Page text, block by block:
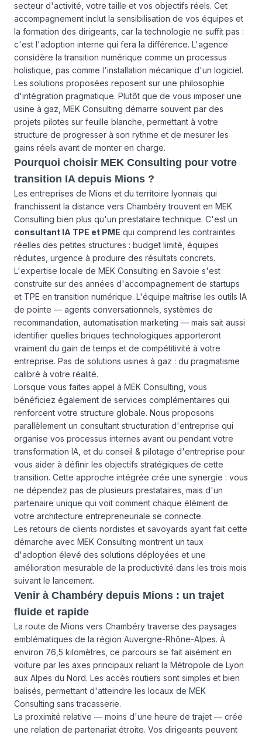
secteur d'activité, votre taille et vos objectifs réels. Cet
accompagnement inclut la sensibilisation de vos équipes et
la formation des dirigeants, car la technologie ne suffit pas :
c'est l'adoption interne qui fera la différence. L'agence
considère la transition numérique comme un processus
holistique, pas comme l'installation mécanique d'un logiciel.
Les solutions proposées reposent sur une philosophie
d'intégration pragmatique. Plutôt que de vous imposer une
usine à gaz, MEK Consulting démarre souvent par des
projets pilotes sur feuille blanche, permettant à votre
structure de progresser à son rythme et de mesurer les
gains réels avant de monter en charge.
Pourquoi choisir MEK Consulting pour votre
transition IA depuis Mions ?
Les entreprises de Mions et du territoire lyonnais qui
franchissent la distance vers Chambéry trouvent en MEK
Consulting bien plus qu'un prestataire technique. C'est un
consultant IA TPE et PME qui comprend les contraintes
réelles des petites structures : budget limité, équipes
réduites, urgence à produire des résultats concrets.
L'expertise locale de MEK Consulting en Savoie s'est
construite sur des années d'accompagnement de startups
et TPE en transition numérique. L'équipe maîtrise les outils IA
de pointe — agents conversationnels, systèmes de
recommandation, automatisation marketing — mais sait aussi
identifier quelles briques technologiques apporteront
vraiment du gain de temps et de compétitivité à votre
entreprise. Pas de solutions usines à gaz : du pragmatisme
calibré à votre réalité.
Lorsque vous faites appel à MEK Consulting, vous
bénéficiez également de services complémentaires qui
renforcent votre structure globale. Nous proposons
parallèlement un consultant structuration d'entreprise qui
organise vos processus internes avant ou pendant votre
transformation IA, et du conseil & pilotage d'entreprise pour
vous aider à définir les objectifs stratégiques de cette
transition. Cette approche intégrée crée une synergie : vous
ne dépendez pas de plusieurs prestataires, mais d'un
partenaire unique qui voit comment chaque élément de
votre architecture entrepreneuriale se connecte.
Les retours de clients nordistes et savoyards ayant fait cette
démarche avec MEK Consulting montrent un taux
d'adoption élevé des solutions déployées et une
amélioration mesurable de la productivité dans les trois mois
suivant le lancement.
Venir à Chambéry depuis Mions : un trajet
fluide et rapide
La route de Mions vers Chambéry traverse des paysages
emblématiques de la région Auvergne-Rhône-Alpes. À
environ 76,5 kilomètres, ce parcours se fait aisément en
voiture par les axes principaux reliant la Métropole de Lyon
aux Alpes du Nord. Les accès routiers sont simples et bien
balisés, permettant d'atteindre les locaux de MEK
Consulting sans tracasserie.
La proximité relative — moins d'une heure de trajet — crée
une relation de partenariat étroite. Vos dirigeants peuvent